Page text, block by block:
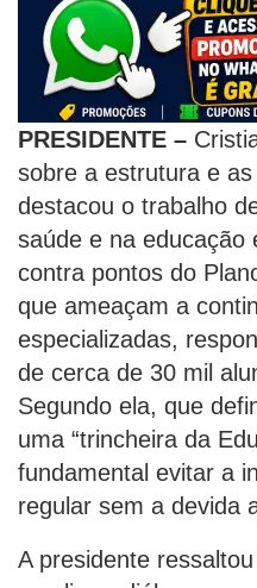
PRESIDENTE –
sobre a estrutura e
destacou o trabalho
saúde e na educação
contra pontos do
que ameaçam a
especializadas,
de cerca de 30 mil
Segundo ela, que
uma “trincheira da
fundamental evitar a
regular sem a devida
A presidente